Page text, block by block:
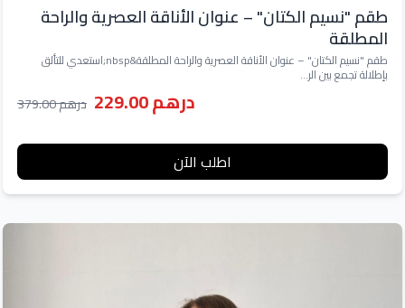
طقم "نسيم الكتان" – عنوان الأناقة العصرية والراحة
المطلقة
طقم "نسيم الكتان" – عنوان الأناقة العصرية والراحة المطلقة&nbsp;استعدي للتألق
بإطلالة تجمع بين الر...
درهم 229.00 درهم 379.00
اطلب الآن